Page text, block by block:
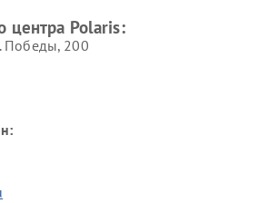
центра Polaris:
Победы, 200